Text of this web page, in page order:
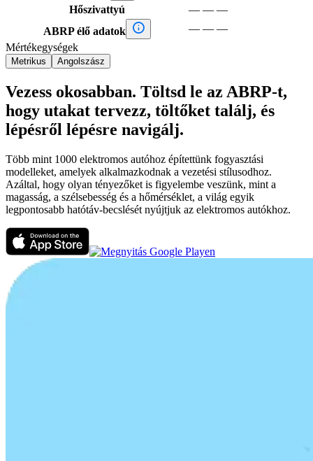
Hőszivattyú
— — —
ABRP élő adatok
 — — —
Mértékegységek
Metrikus Angolszász
Vezess okosabban. Töltsd le az ABRP-t,
hogy utakat tervezz, töltőket találj, és
lépésről lépésre navigálj.
Több mint 1000 elektromos autóhoz építettünk fogyasztási
modelleket, amelyek alkalmazkodnak a vezetési stílusodhoz.
Azáltal, hogy olyan tényezőket is figyelembe veszünk, mint a
magasság, a szélsebesség és a hőmérséklet, a világ egyik
legpontosabb hatótáv-becslését nyújtjuk az elektromos autókhoz.